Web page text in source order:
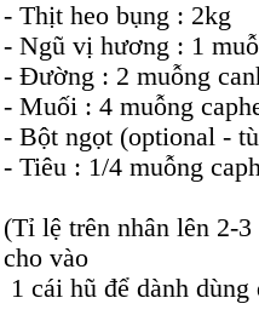
- Thịt heo bụng : 2kg
- Ngũ vị hương : 1
- Đường : 2 muỗng
- Muối : 4 muỗng
- Bột ngọt (optional -
- Tiêu : 1/4 muỗng
(Tỉ lệ trên nhân lên 2-
cho vào
1 cái hũ để dành dùng